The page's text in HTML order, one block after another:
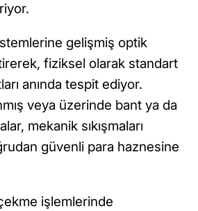
gelişmiş optik
fiziksel olarak standart
anında tespit ediyor.
veya üzerinde bant ya da
mekanik sıkışmaları
güvenli para haznesine
işlemlerinde